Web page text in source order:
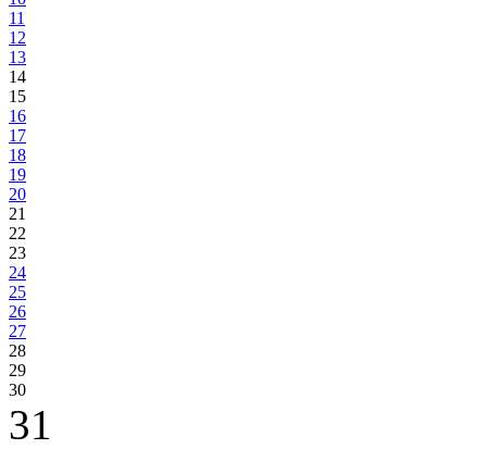
11
12
13
14
15
16
17
18
19
20
21
22
23
24
25
26
27
28
29
30
31